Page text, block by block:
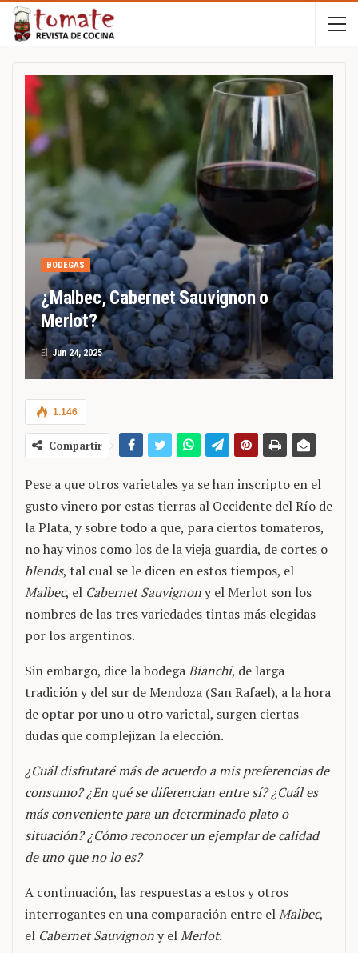
BODEGAS
¿Malbec, Cabernet Sauvignon o
Merlot?
El Jun 24, 2025
1.146
Compartir
Pese a que otros varietales ya se han inscripto en el
gusto vinero por estas tierras al Occidente del Río de
la Plata, y sobre todo a que, para ciertos tomateros,
no hay vinos como los de la vieja guardia, de cortes o
blends, tal cual se le dicen en estos tiempos, el
Malbec, el Cabernet Sauvignony el Merlot son los
nombres de las tres variedades tintas más elegidas
por los argentinos.
Sin embargo, dice la bodegaBianchi, de larga
tradición y del sur de Mendoza (San Rafael), a la hora
de optar por uno u otro varietal, surgen ciertas
dudas que complejizan la elección.
¿Cuál disfrutaré más de acuerdo a mis preferencias de
consumo? ¿En qué se diferencian entre sí? ¿Cuál es
más conveniente para un determinado plato o
situación? ¿Cómo reconocer un ejemplar de calidad
de uno que no lo es?
A continuación, las respuestas a estos y otros
interrogantes en una comparación entre elMalbec,
el Cabernet Sauvignony elMerlot.